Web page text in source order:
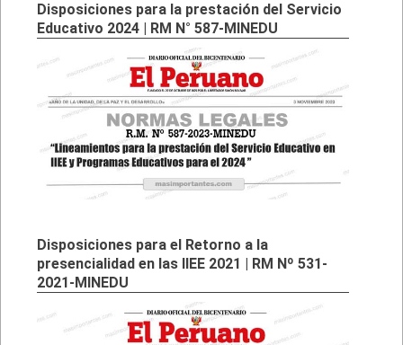
Disposiciones para la prestación del Servicio
Educativo 2024 | RM N° 587-MINEDU
Disposiciones para el Retorno a la
presencialidad en las IIEE 2021 | RM Nº 531-
2021-MINEDU